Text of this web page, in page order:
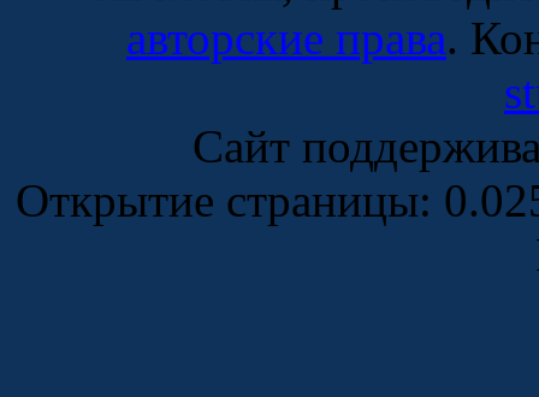
авторские права.
Сайт
Открытие страницы: